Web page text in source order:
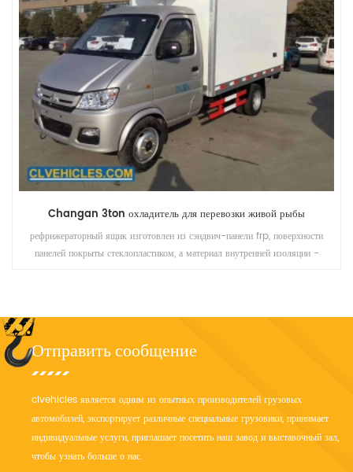
Changan 3ton охладитель для перевозки живой рыбы
рефрижераторный ящик изготовлен из сэндвич-панели frp, поверхности
панелей покрыты стеклопластиком, а материал внутренней изоляции -
Отправить сообщение
clvehicles является одним из опытных производителей грузовых
автомобилей, экспортирует различные специальные грузовики, принимает
индивидуальные услуги, приглашает посетить наш завод и выставочный зал,
чтобы узнать больше о нас.